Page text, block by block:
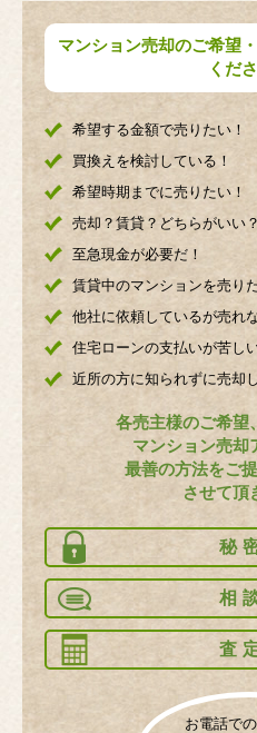
マンション売却のご希望
くだ
希望する金額で売りたい！
買換えを検討している！
希望時期までに売りたい！
売却？賃貸？どちらがいい？
至急現金が必要だ！
賃貸中のマンションを売り
他社に依頼しているが売れ
住宅ローンの支払いが苦し
近所の方に知られずに売却
各売主様のご希望
マンション売却
最善の方法をご
させて頂
秘
相
査
お電話で